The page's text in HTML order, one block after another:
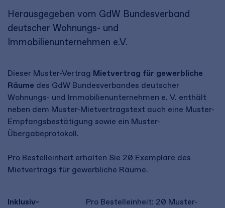
Herausgegeben vom GdW Bundesverband
deutscher Wohnungs- und
Immobilienunternehmen e.V.
Dieser Muster-Vertrag Mietvertrag für gewerbliche
Räume des GdW Bundesverbandes deutscher
Wohnungs- und Immobilienunternehmen e. V. enthält
neben dem Muster-Mietvertragstext auch eine Muster-
Empfangsbestätigung sowie ein Muster-
Übergabeprotokoll.
Pro Bestelleinheit erhalten Sie 20 Exemplare des
Mietvertrags für gewerbliche Räume.
Inklusiv-
Pro Bestelleinheit: 20 Muster-